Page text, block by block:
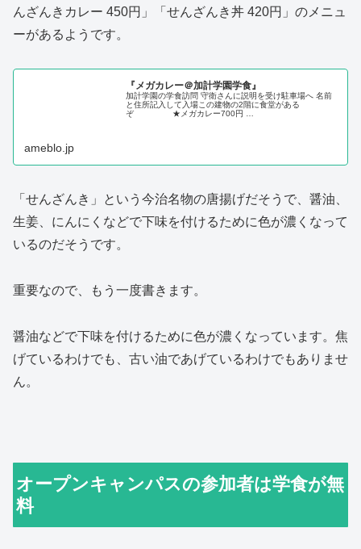
んざんきカレー 450円」「せんざんき丼 420円」のメニュ
ーがあるようです。
『メガカレー＠加計学園学食』
加計学園の学食訪問 守衛さんに説明を受け駐車場へ 名前
と住所記入して入場この建物の2階に食堂がある
ぞ ★メガカレー700円 …
ameblo.jp
「せんざんき」という今治名物の唐揚げだそうで、醤油、
生姜、にんにくなどで下味を付けるために色が濃くなって
いるのだそうです。
重要なので、もう一度書きます。
醤油などで下味を付けるために色が濃くなっています。焦
げているわけでも、古い油であげているわけでもありませ
ん。
オープンキャンパスの参加者は学食が無
料